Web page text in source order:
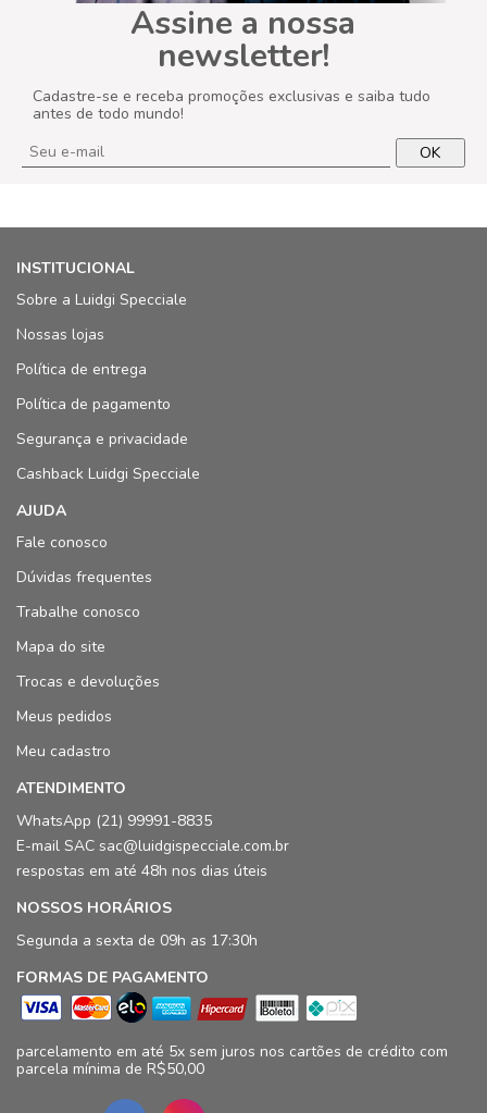
Assine a nossa
newsletter!
Cadastre-se e receba promoções exclusivas e saiba tudo
antes de todo mundo!
OK
INSTITUCIONAL
Sobre a Luidgi Specciale
Nossas lojas
Política de entrega
Política de pagamento
Segurança e privacidade
Cashback Luidgi Specciale
AJUDA
Fale conosco
Dúvidas frequentes
Trabalhe conosco
Mapa do site
Trocas e devoluções
Meus pedidos
Meu cadastro
ATENDIMENTO
WhatsApp (21) 99991-8835
E-mail SAC sac@luidgispecciale.com.br
respostas em até 48h nos dias úteis
NOSSOS HORÁRIOS
Segunda a sexta de 09h as 17:30h
FORMAS DE PAGAMENTO
parcelamento em até 5x sem juros nos cartões de crédito com
parcela mínima de R$50,00